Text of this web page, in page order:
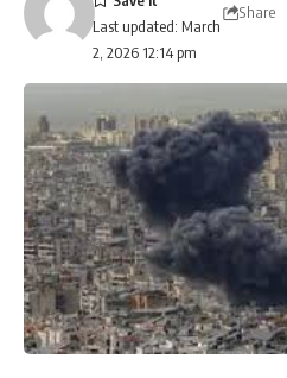
Last updated: March
2, 2026 12:14 pm
Share